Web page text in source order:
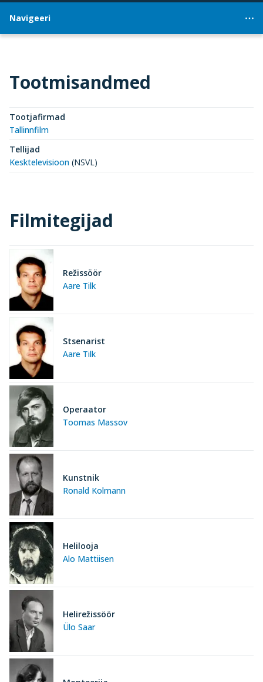
Navigeeri
Tootmisandmed
Tootjafirmad
Tallinnfilm
Tellijad
Kesktelevisioon (NSVL)
Filmitegijad
Aare Tilk
Režissöör
Aare Tilk
Stsenarist
Toomas Massov
Operaator
Ronald Kolmann
Kunstnik
Alo Mattiisen
Helilooja
Ülo Saar
Helirežissöör